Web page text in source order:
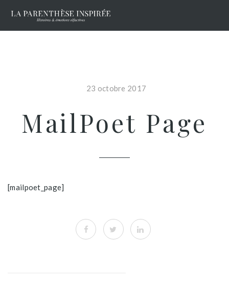
23 octobre 2017
MailPoet Page
[mailpoet_page]